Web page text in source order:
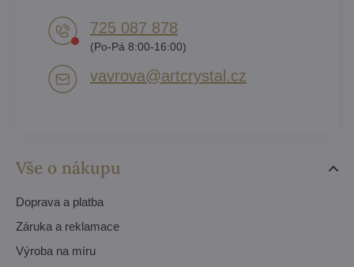
Vše o nákupu
Doprava a platba
Záruka a reklamace
Výroba na míru
725 087 878​
(Po-Pá 8:00-16:00)
vavrova​@artcrystal​.cz